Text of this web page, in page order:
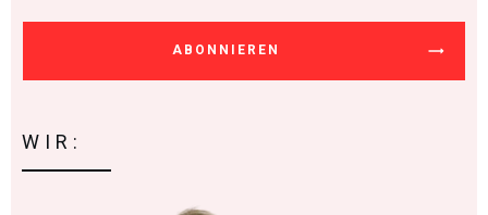
ABONNIEREN
WIR: